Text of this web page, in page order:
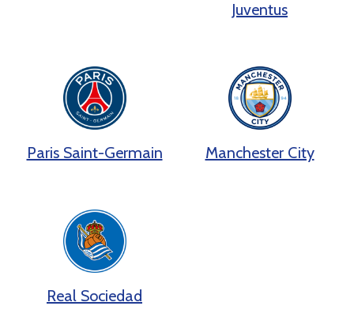
Juventus
Paris Saint-Germain Manchester City
Real Sociedad